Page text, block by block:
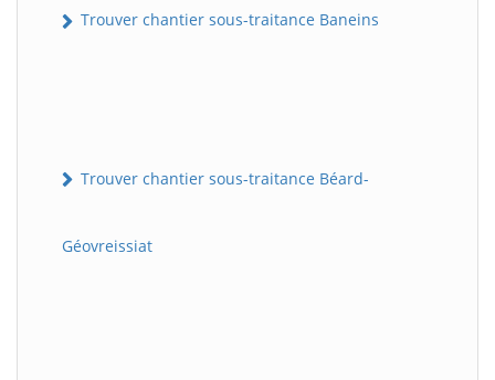
Trouver chantier sous-traitance Baneins
Trouver chantier sous-traitance Béard-
Géovreissiat